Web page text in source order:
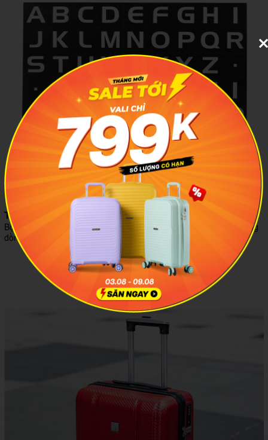
TẶNG BỘ STICKER CHỐNG THẤT LẠC
Bộ sticker chữ cái giúp bạn dễ dàng tìm thấy hành lý nơi công cộng
đồng thời tạo điểm nhấn và cá tính riêng
XEM THÊM HÌNH ẢNH